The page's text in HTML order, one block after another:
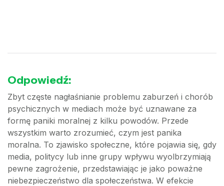
Odpowiedź:
Zbyt częste nagłaśnianie problemu zaburzeń i chorób
psychicznych w mediach może być uznawane za
formę paniki moralnej z kilku powodów. Przede
wszystkim warto zrozumieć, czym jest panika
moralna. To zjawisko społeczne, które pojawia się, gdy
media, politycy lub inne grupy wpływu wyolbrzymiają
pewne zagrożenie, przedstawiając je jako poważne
niebezpieczeństwo dla społeczeństwa. W efekcie